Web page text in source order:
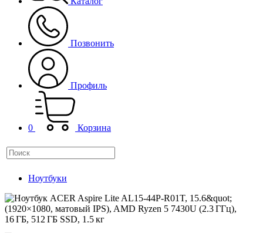
Позвонить
Профиль
0 Корзина
Ноутбуки